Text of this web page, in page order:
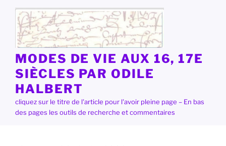
contenu
principal
MODES DE VIE AUX 16, 17E
SIÈCLES PAR ODILE
HALBERT
cliquez sur le titre de l'article pour l'avoir pleine page – En bas
des pages les outils de recherche et commentaires